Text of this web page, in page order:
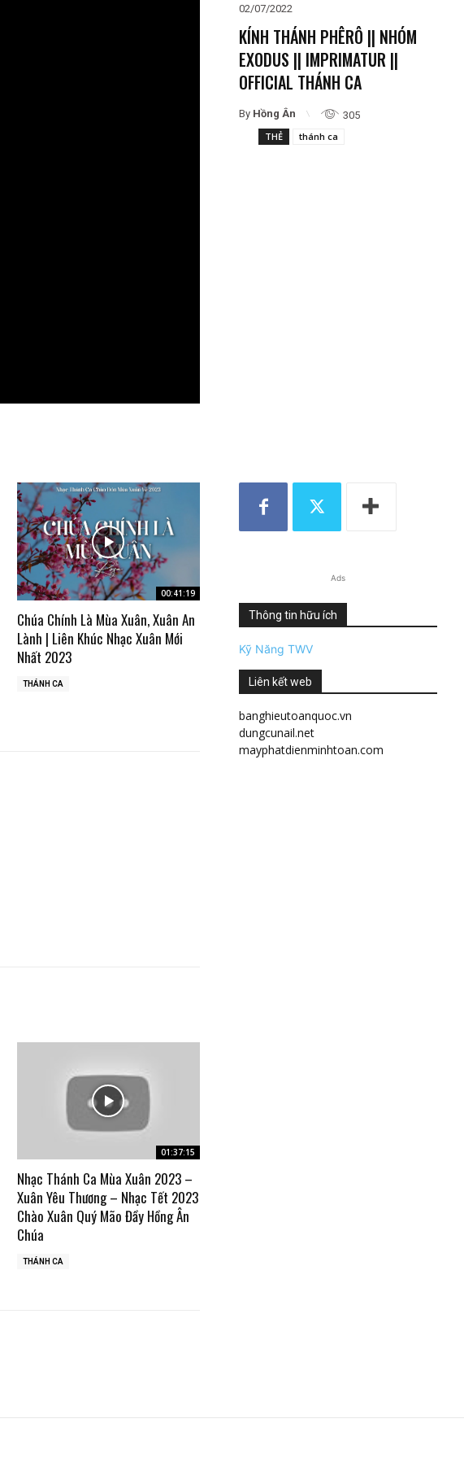
02/07/2022
KÍNH THÁNH PHÊRÔ || NHÓM
EXODUS || IMPRIMATUR ||
OFFICIAL THÁNH CA
By Hồng Ân
305
THẺ
thánh ca
00:41:19
Chúa Chính Là Mùa Xuân, Xuân An
Lành | Liên Khúc Nhạc Xuân Mới
Nhất 2023
THÁNH CA
01:37:15
Nhạc Thánh Ca Mùa Xuân 2023 –
Xuân Yêu Thương – Nhạc Tết 2023
Chào Xuân Quý Mão Đầy Hồng Ân
Chúa
THÁNH CA
Ads
Thông tin hữu ích
Kỹ Năng TWV
Liên kết web
banghieutoanquoc.vn
dungcunail.net
mayphatdienminhtoan.com